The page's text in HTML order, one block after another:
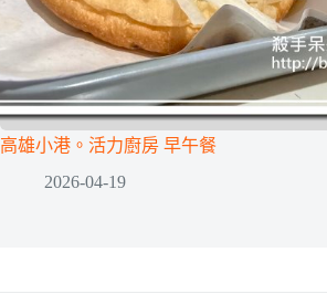
高雄小港。活力廚房 早午餐
2026-04-19